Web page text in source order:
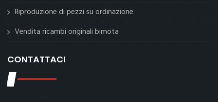
Riproduzione di pezzi su ordinazione
Vendita ricambi originali bimota
CONTATTACI